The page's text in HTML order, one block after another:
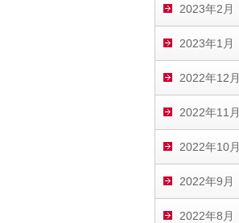
2023年2月
2023年1月
2022年12月
2022年11月
2022年10月
2022年9月
2022年8月